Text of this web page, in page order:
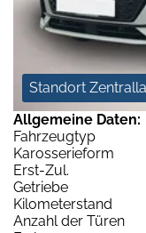
Standort
Allgemeine Daten:
Fahrzeugtyp
Karosserieform
Erst-Zul.
Getriebe
Kilometerstand
Anzahl der Türen